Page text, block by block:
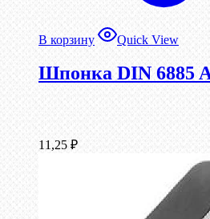
В корзину Quick View
Шпонка DIN 6885
11,25 ₽